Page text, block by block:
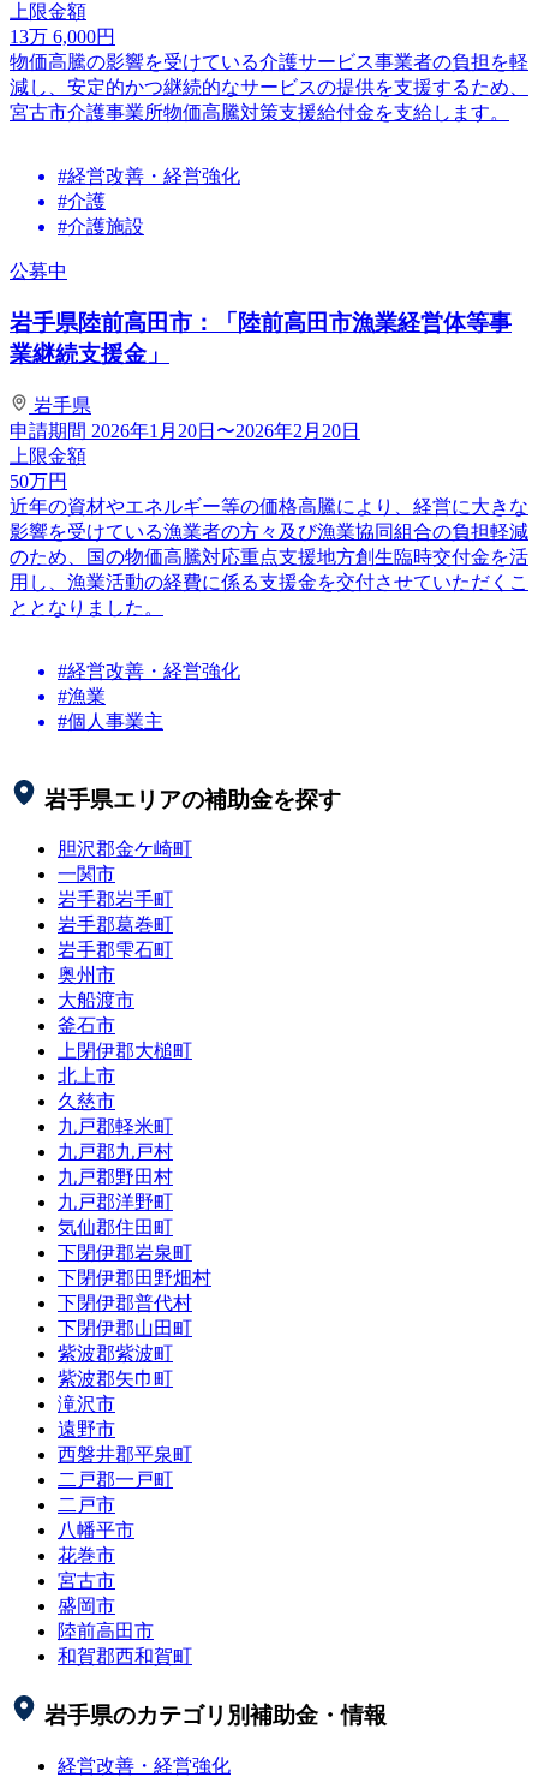
上限金額
13万 6,000円
物価高騰の影響を受けている介護サービス事業者の負担を軽
減し、安定的かつ継続的なサービスの提供を支援するため、
宮古市介護事業所物価高騰対策支援給付金を支給します。
#経営改善・経営強化
#介護
#介護施設
公募中
岩手県陸前高田市：「陸前高田市漁業経営体等事
業継続支援金」
岩手県
申請期間 2026年1月20日〜2026年2月20日
上限金額
50万円
近年の資材やエネルギー等の価格高騰により、経営に大きな
影響を受けている漁業者の方々及び漁業協同組合の負担軽減
のため、国の物価高騰対応重点支援地方創生臨時交付金を活
用し、漁業活動の経費に係る支援金を交付させていただくこ
ととなりました。
#経営改善・経営強化
#漁業
#個人事業主
岩手県エリアの補助金を探す
胆沢郡金ケ崎町
一関市
岩手郡岩手町
岩手郡葛巻町
岩手郡雫石町
奥州市
大船渡市
釜石市
上閉伊郡大槌町
北上市
久慈市
九戸郡軽米町
九戸郡九戸村
九戸郡野田村
九戸郡洋野町
気仙郡住田町
下閉伊郡岩泉町
下閉伊郡田野畑村
下閉伊郡普代村
下閉伊郡山田町
紫波郡紫波町
紫波郡矢巾町
滝沢市
遠野市
西磐井郡平泉町
二戸郡一戸町
二戸市
八幡平市
花巻市
宮古市
盛岡市
陸前高田市
和賀郡西和賀町
岩手県のカテゴリ別補助金・情報
経営改善・経営強化